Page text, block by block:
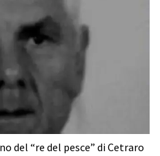
del “re del pesce” di Cetraro